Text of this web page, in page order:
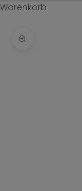
Warenkorb
Bild vergrößern